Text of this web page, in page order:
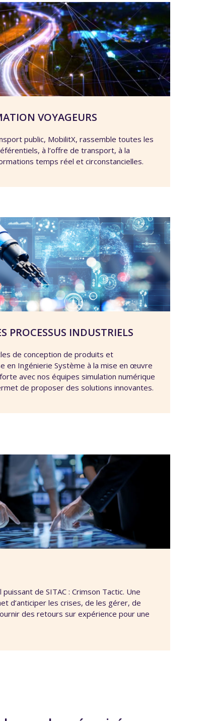
VOYAGEURS
public, MobilitX, rassemble toutes les
à l’offre de transport, à la
temps réel et circonstancielles.
PROCESSUS INDUSTRIELS
de conception de produits et
en Ingénierie Système à la mise en œuvre
avec nos équipes simulation numérique
de proposer des solutions innovantes.
de SITAC : Crimson Tactic. Une
d’anticiper les crises, de les gérer, de
des retours sur expérience pour une